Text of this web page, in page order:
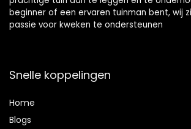
beginner of een ervaren tuinman bent, wij
passie voor kweken te ondersteunen
Snelle koppelingen
Home
Blogs